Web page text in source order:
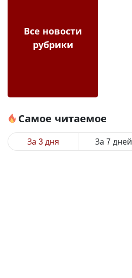
Все новости
рубрики
Самое читаемое
За 3 дня За 7 дней